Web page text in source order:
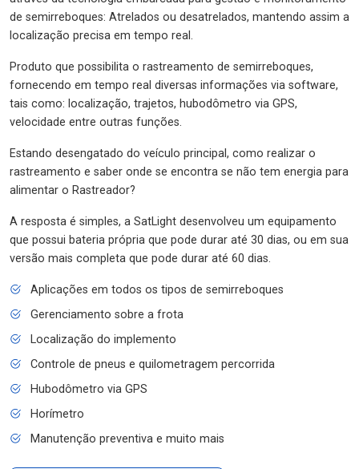
de semirreboques: Atrelados ou desatrelados, mantendo assim a
localização precisa em tempo real.
Produto que possibilita o rastreamento de semirreboques,
fornecendo em tempo real diversas informações via software,
tais como: localização, trajetos, hubodômetro via GPS,
velocidade entre outras funções.
Estando desengatado do veículo principal, como realizar o
rastreamento e saber onde se encontra se não tem energia para
alimentar o Rastreador?
A resposta é simples, a SatLight desenvolveu um equipamento
que possui bateria própria que pode durar até 30 dias, ou em sua
versão mais completa que pode durar até 60 dias.
Aplicações em todos os tipos de semirreboques
Gerenciamento sobre a frota
Localização do implemento
Controle de pneus e quilometragem percorrida
Hubodômetro via GPS
Horímetro
Manutenção preventiva e muito mais